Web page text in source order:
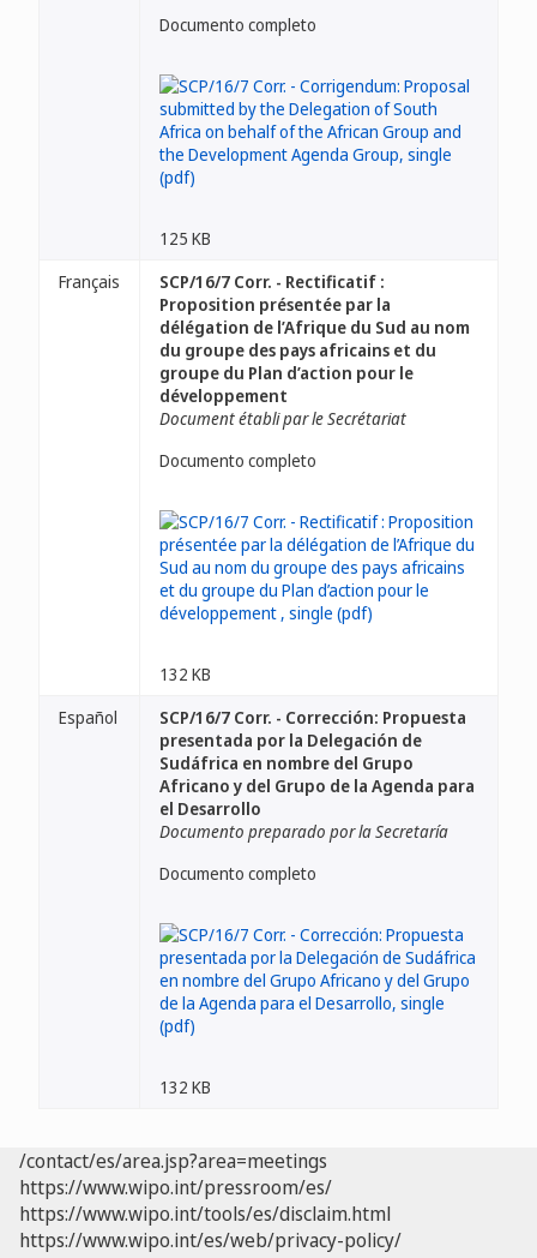
Documento completo
125 KB
Français
SCP/16/7 Corr. - Rectificatif :
Proposition présentée par la
délégation de l’Afrique du Sud au nom
du groupe des pays africains et du
groupe du Plan d’action pour le
développement
Document établi par le Secrétariat
Documento completo
132 KB
Español
SCP/16/7 Corr. - Corrección: Propuesta
presentada por la Delegación de
Sudáfrica en nombre del Grupo
Africano y del Grupo de la Agenda para
el Desarrollo
Documento preparado por la Secretaría
Documento completo
132 KB
/contact/es/area.jsp?area=meetings
https://www.wipo.int/pressroom/es/
https://www.wipo.int/tools/es/disclaim.html
https://www.wipo.int/es/web/privacy-policy/